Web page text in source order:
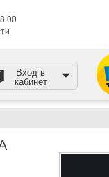
Вход в
кабинет